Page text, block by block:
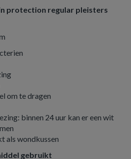
protection regular pleisters
om te dragen
binnen 24 uur kan er een wit
als wondkussen
gebruikt